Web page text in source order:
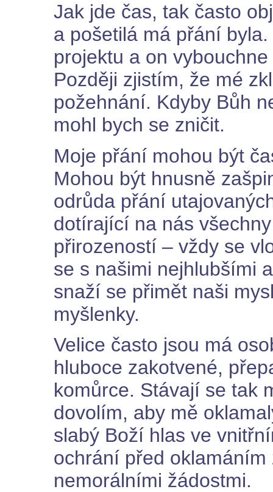
Jak jde čas, tak často
a pošetilá má přání
projektu a on
Později zjistím, že mé
požehnání. Kdyby Bůh
mohl bych se zničit.
Moje přání mohou být
Mohou být hnusně
odrůda přání
dotírající na nás
přirozeností – vždy se
se s našimi nejhlubšími
snaží se přimět naši
myšlenky.
Velice často jsou má
hluboce zakotvené,
komůrce. Stávají se tak
dovolím, aby mě
slabý Boží hlas ve
ochrání před
nemorálními žádostmi.